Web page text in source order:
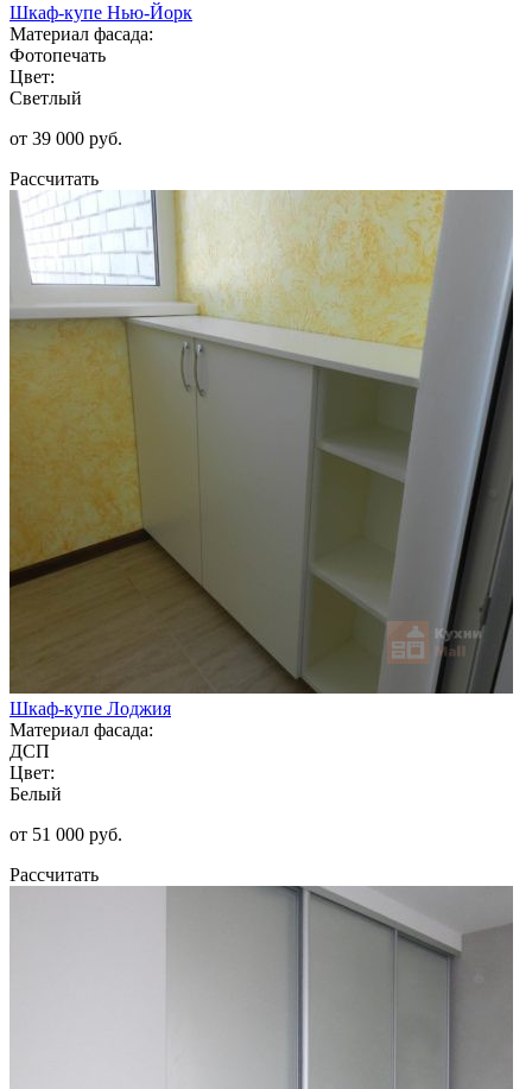
Шкаф-купе Нью-Йорк
Материал фасада:
Фотопечать
Цвет:
Светлый
от 39 000 руб.
Рассчитать
Шкаф-купе Лоджия
Материал фасада:
ДСП
Цвет:
Белый
от 51 000 руб.
Рассчитать